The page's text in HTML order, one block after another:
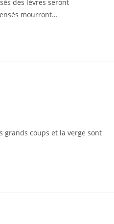
des lèvres seront
mourront…
grands coups et la verge sont